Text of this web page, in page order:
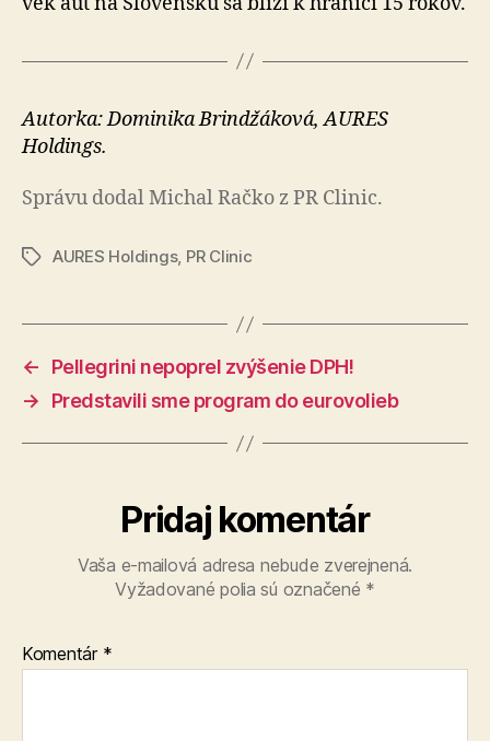
Autorka: Dominika Brindžáková, AURES
Holdings.
Správu dodal Michal Račko z PR Clinic.
ZnačkyAURES Holdings, PR Clinic
←
Pellegrini nepoprel zvýšenie DPH!
→
Predstavili sme program do eurovolieb
Pridaj komentár
Vaša e-mailová adresa nebude zverejnená.
Vyžadované polia sú označené *
Komentár *